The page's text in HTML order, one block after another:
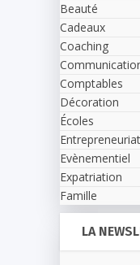
Beauté
Cadeaux
Coaching
Comptables
Décoration
Écoles
Entrepreneuriat
Evènementiel
Expatriation
Famille
LA